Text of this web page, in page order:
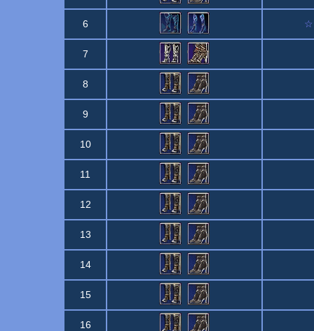
6
7
8
9
10
11
12
13
14
15
16